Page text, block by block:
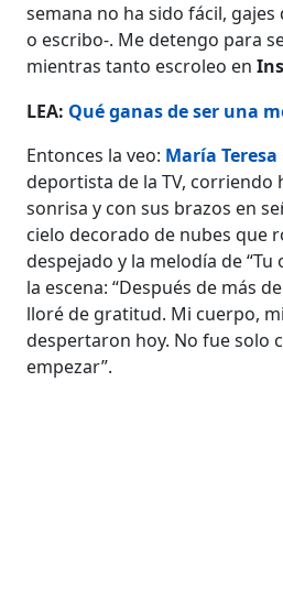
semana no ha sido fácil, gajes
o escribo-. Me detengo para
mientras tanto escroleo en
LEA: Qué ganas de ser una
Entonces la veo: María
deportista de la TV, corriendo
sonrisa y con sus brazos en
cielo decorado de nubes que
despejado y la melodía de
la escena: “Después de más
lloré de gratitud. Mi cuerpo,
despertaron hoy. No fue solo
empezar”.